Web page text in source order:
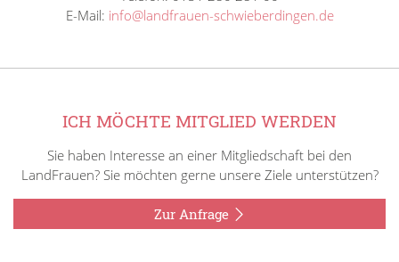
E-Mail: info@landfrauen-schwieberdingen.de
ICH MÖCHTE MITGLIED WERDEN
Sie haben Interesse an einer Mitgliedschaft bei den
LandFrauen? Sie möchten gerne unsere Ziele unterstützen?
Zur Anfrage